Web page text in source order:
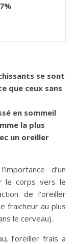
se sont
que ceux sans
en sommeil
la plus
un oreiller
d’un
le corps vers le
de l’oreiller
fraicheur au plus
le cerveau).
l’oreiller frais a